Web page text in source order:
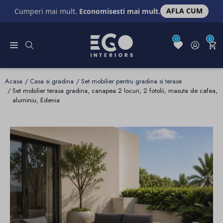
Cumperi mai mult. Economisesti mai mult. AFLA CUM
0 0
Acasa Casa si gradina
Set mobilier pentru gradina si terase
Set mobilier terasa gradina, canapea 2 locuri, 2 fotolii, masuta de cafea,
aluminiu, Edenia